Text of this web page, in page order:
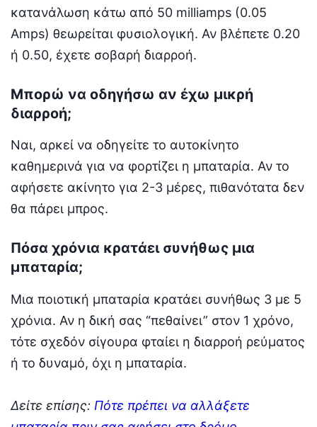
κατανάλωση κάτω από 50 milliamps (0.05
Amps) θεωρείται φυσιολογική. Αν βλέπετε 0.20
ή 0.50, έχετε σοβαρή διαρροή.
Μπορώ να οδηγήσω αν έχω μικρή
διαρροή;
Ναι, αρκεί να οδηγείτε το αυτοκίνητο
καθημερινά για να φορτίζει η μπαταρία. Αν το
αφήσετε ακίνητο για 2-3 μέρες, πιθανότατα δεν
θα πάρει μπρος.
Πόσα χρόνια κρατάει συνήθως μια
μπαταρία;
Μια ποιοτική μπαταρία κρατάει συνήθως 3 με 5
χρόνια. Αν η δική σας “πεθαίνει” στον 1 χρόνο,
τότε σχεδόν σίγουρα φταίει η διαρροή ρεύματος
ή το δυναμό, όχι η μπαταρία.
Δείτε επίσης: Πότε πρέπει να αλλάξετε